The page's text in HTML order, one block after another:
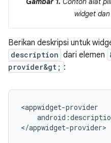
widget
Berikan deskripsi untuk
description dari elemen
provider&gt; :